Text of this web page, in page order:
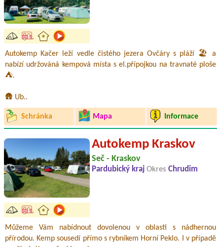
Autokemp Kačer leží vedle čistého jezera Ovčáry s pláží 🏖️ a
nabízí udržováná kempová místa s el.přípojkou na travnaté ploše
⛺.
🛖 Ub..
Schránka Mapa Informace
Autokemp Kraskov
Seč - Kraskov
Pardubický kraj Okres Chrudim
Můžeme Vám nabídnout dovolenou v oblasti s nádhernou
přírodou. Kemp sousedí přímo s rybníkem Horní Peklo. I v případě